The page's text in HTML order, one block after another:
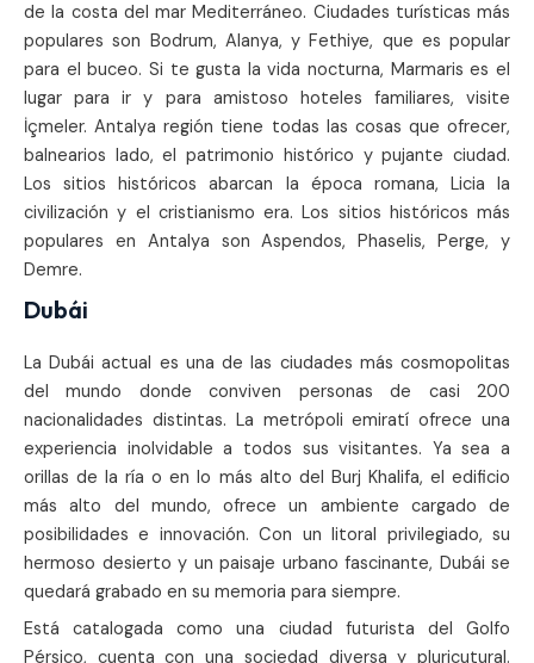
de la costa del mar Mediterráneo. Ciudades turísticas más
populares son Bodrum, Alanya, y Fethiye, que es popular
para el buceo. Si te gusta la vida nocturna, Marmaris es el
lugar para ir y para amistoso hoteles familiares, visite
İçmeler. Antalya región tiene todas las cosas que ofrecer,
balnearios lado, el patrimonio histórico y pujante ciudad.
Los sitios históricos abarcan la época romana, Licia la
civilización y el cristianismo era. Los sitios históricos más
populares en Antalya son Aspendos, Phaselis, Perge, y
Demre.
Dubái
La Dubái actual es una de las ciudades más cosmopolitas
del mundo donde conviven personas de casi 200
nacionalidades distintas. La metrópoli emiratí ofrece una
experiencia inolvidable a todos sus visitantes. Ya sea a
orillas de la ría o en lo más alto del Burj Khalifa, el edificio
más alto del mundo, ofrece un ambiente cargado de
posibilidades e innovación. Con un litoral privilegiado, su
hermoso desierto y un paisaje urbano fascinante, Dubái se
quedará grabado en su memoria para siempre.
Está catalogada como una ciudad futurista del Golfo
Pérsico, cuenta con una sociedad diversa y pluricutural.